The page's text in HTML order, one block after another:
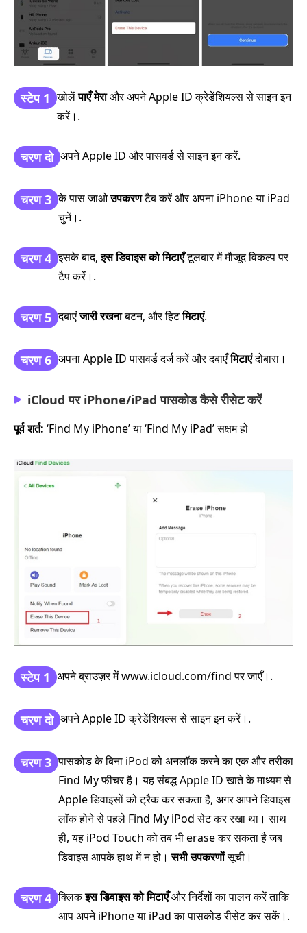
स्टेप 1 खोलेंपाएँ मेराऔर अपने Apple ID क्रेडेंशियल्स से साइन इन
करें।.
चरण दो अपने Apple ID और पासवर्ड से साइन इन करें.
चरण 3 के पास जाओउपकरणटैब करें और अपना iPhone या iPad
चुनें।.
चरण 4 इसके बाद,इस डिवाइस को मिटाएँटूलबार में मौजूद विकल्प पर
टैप करें।.
चरण 5 दबाएंजारी रखनाबटन, और हिटमिटाएं.
चरण 6 अपना Apple ID पासवर्ड दर्ज करें और दबाएँमिटाएंदोबारा।
iCloud पर iPhone/iPad पासकोड कैसे रीसेट करें
पूर्व शर्त: ‘Find My iPhone’ या ‘Find My iPad’ सक्षम हो
स्टेप 1 अपने ब्राउज़र में www.icloud.com/find पर जाएँ।.
चरण दो अपने Apple ID क्रेडेंशियल्स से साइन इन करें।.
चरण 3 पासकोड के बिना iPod को अनलॉक करने का एक और तरीका
Find My फीचर है। यह संबद्ध Apple ID खाते के माध्यम से
Apple डिवाइसों को ट्रैक कर सकता है, अगर आपने डिवाइस
लॉक होने से पहले Find My iPod सेट कर रखा था। साथ
ही, यह iPod Touch को तब भी erase कर सकता है जब
डिवाइस आपके हाथ में न हो।सभी उपकरणोंसूची।
चरण 4 क्लिकइस डिवाइस को मिटाएँऔर निर्देशों का पालन करें ताकि
आप अपने iPhone या iPad का पासकोड रीसेट कर सकें।.